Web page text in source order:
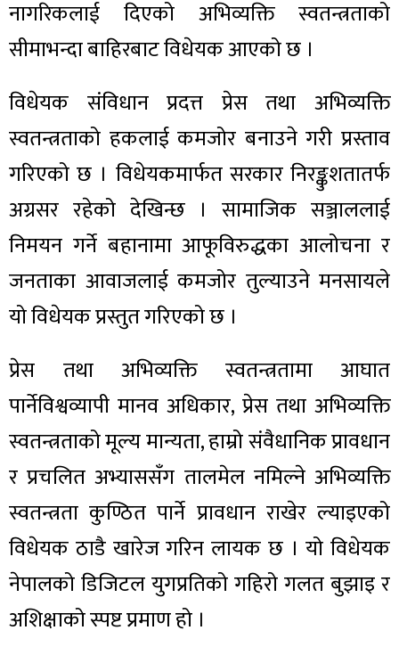
नागरिकलाई दिएको अभिव्यक्ति स्वतन्त्रताको
सीमाभन्दा बाहिरबाट विधेयक आएको छ ।
विधेयक संविधान प्रदत्त प्रेस तथा अभिव्यक्ति
स्वतन्त्रताको हकलाई कमजोर बनाउने गरी प्रस्ताव
गरिएको छ । विधेयकमार्फत सरकार निरङ्कुशतातर्फ
अग्रसर रहेको देखिन्छ । सामाजिक सञ्जाललाई
निमयन गर्ने बहानामा आफूविरुद्धका आलोचना र
जनताका आवाजलाई कमजोर तुल्याउने मनसायले
यो विधेयक प्रस्तुत गरिएको छ ।
प्रेस तथा अभिव्यक्ति स्वतन्त्रतामा आघात
पार्नेविश्वव्यापी मानव अधिकार, प्रेस तथा अभिव्यक्ति
स्वतन्त्रताको मूल्य मान्यता, हाम्रो संवैधानिक प्रावधान
र प्रचलित अभ्याससँग तालमेल नमिल्ने अभिव्यक्ति
स्वतन्त्रता कुण्ठित पार्ने प्रावधान राखेर ल्याइएको
विधेयक ठाडै खारेज गरिन लायक छ । यो विधेयक
नेपालको डिजिटल युगप्रतिको गहिरो गलत बुझाइ र
अशिक्षाको स्पष्ट प्रमाण हो ।